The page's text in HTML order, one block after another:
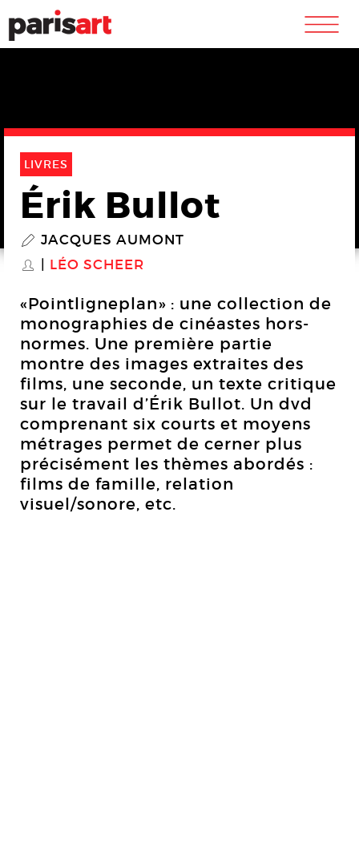
m
LIVRES
Érik Bullot
P JACQUES AUMONT
S LÉO SCHEER
«Pointligneplan» : une collection de
monographies de cinéastes hors-
normes. Une première partie
montre des images extraites des
films, une seconde, un texte critique
sur le travail d’Érik Bullot. Un dvd
comprenant six courts et moyens
métrages permet de cerner plus
précisément les thèmes abordés :
films de famille, relation
visuel/sonore, etc.